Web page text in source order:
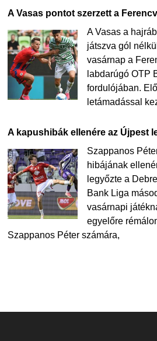
A Vasas pontot szerzett a
A Vasas a
játszva gól
vasárnap a
labdarúgó OTP
fordulójában.
letámadással
A kapushibák ellenére az Újpest
Szappanos
hibájának
legyőzte a
Bank Liga
vasárnapi
egyelőre
Szappanos Péter számára,